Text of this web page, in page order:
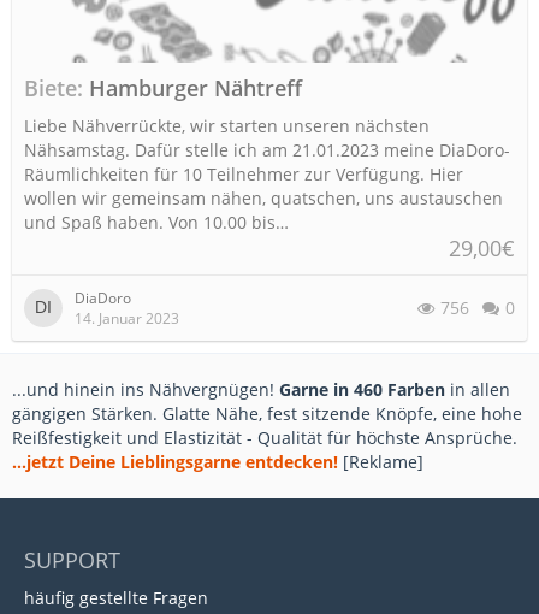
Biete Hamburger Nähtreff
Liebe Nähverrückte, wir starten unseren nächsten
Nähsamstag. Dafür stelle ich am 21.01.2023 meine DiaDoro-
Räumlichkeiten für 10 Teilnehmer zur Verfügung. Hier
wollen wir gemeinsam nähen, quatschen, uns austauschen
und Spaß haben. Von 10.00 bis…
29,00€
DiaDoro
14. Januar 2023
756 0
...und hinein ins Nähvergnügen! Garne in 460 Farben in allen
gängigen Stärken. Glatte Nähe, fest sitzende Knöpfe, eine hohe
Reißfestigkeit und Elastizität - Qualität für höchste Ansprüche.
...jetzt Deine Lieblingsgarne entdecken! [Reklame]
SUPPORT
häufig gestellte Fragen